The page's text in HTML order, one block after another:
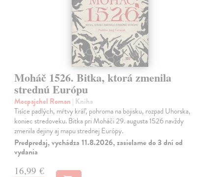
Moháč 1526. Bitka, ktorá zmenila
strednú Európu
Mocpajchel Roman | Kniha
Tisíce padlých, mŕtvy kráľ, pohroma na bojisku, rozpad Uhorska,
koniec stredoveku. Bitka pri Moháči 29. augusta 1526 navždy
zmenila dejiny aj mapu strednej Európy.
Predpredaj, vychádza 11.8.2026, zasielame do 3 dní od
vydania
16,99 €